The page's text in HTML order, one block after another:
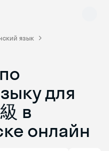
язык
для
в
онлайн